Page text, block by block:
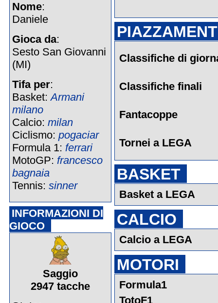
Nome:
Daniele
Gioca da:
Sesto San Giovanni
(MI)
Tifa per:
Basket:Armani
milano
Calcio: milan
Ciclismo: pogaciar
Formula 1: ferrari
MotoGP: francesco
bagnaia
Tennis: sinner
INFORMAZIONI DI
GIOCO
Saggio
2947 tacche
Classifiche di
Classifiche finali
Fantacoppe
Tornei a LEGA
BASKET
Basket a LEGA
CALCIO
Calcio a LEGA
MOTORI
Formula1
TotoF1